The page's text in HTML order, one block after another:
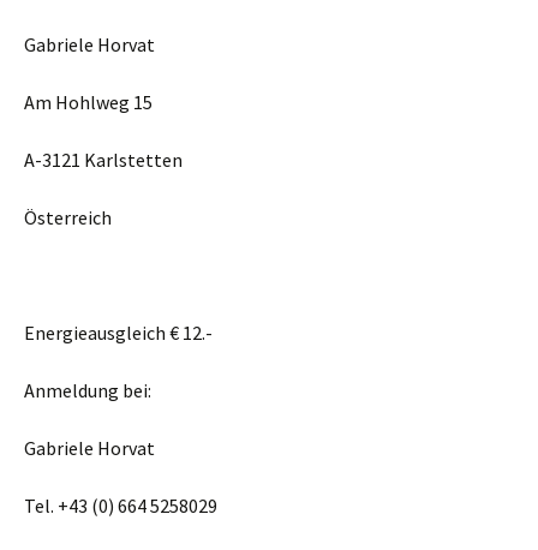
Gabriele Horvat
Am Hohlweg 15
A-3121 Karlstetten
Österreich
Energieausgleich € 12.-
Anmeldung bei:
Gabriele Horvat
Tel. +43 (0) 664 5258029